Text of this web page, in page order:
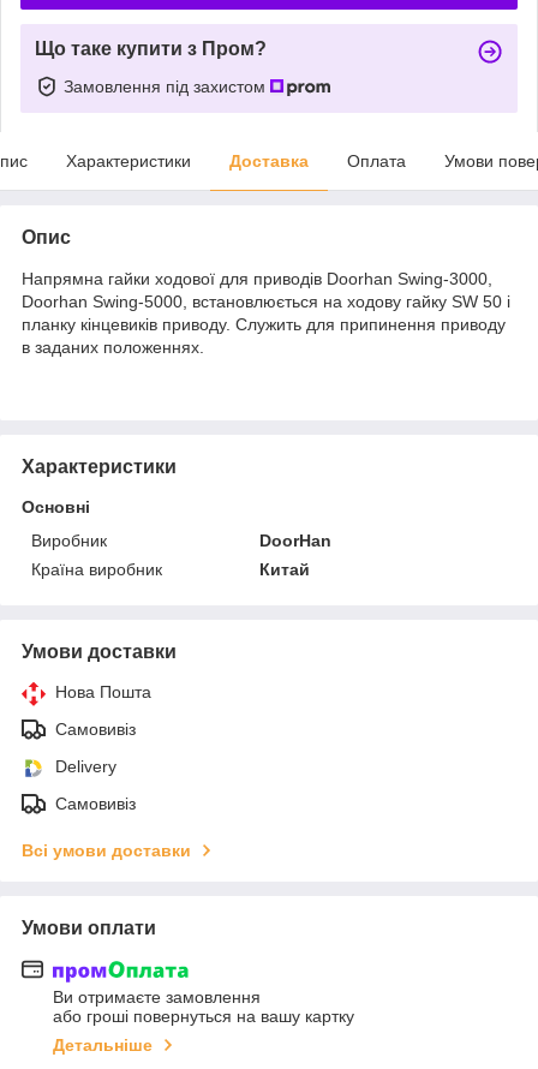
Що таке купити з Пром?
Замовлення під захистом
Характеристики Доставка Оплата Умови
Опис
Напрямна гайки ходової для приводів Doorhan Swing-3000,
Doorhan Swing-5000, встановлюється на ходову гайку SW 50 і
планку кінцевиків приводу. Служить для припинення приводу
в заданих положеннях.
Характеристики
Основні
Виробник
DoorHan
Країна виробник
Китай
Умови доставки
Нова Пошта
Самовивіз
Delivery
Самовивіз
Всі умови доставки
Умови оплати
Ви отримаєте замовлення
або гроші повернуться на вашу картку
Детальніше